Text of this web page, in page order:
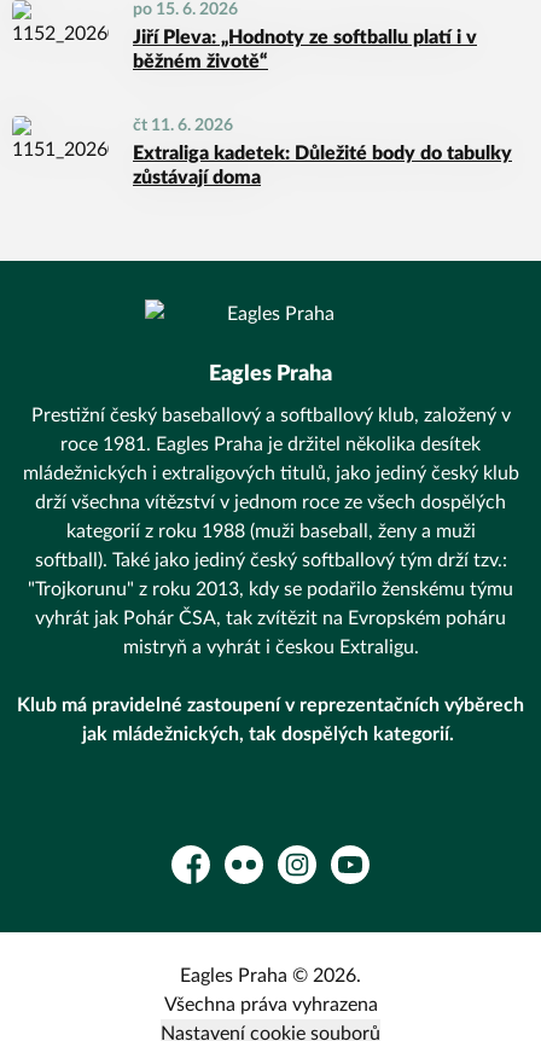
po 15. 6. 2026
Jiří Pleva: „Hodnoty ze softballu platí i v
běžném životě“
čt 11. 6. 2026
Extraliga kadetek: Důležité body do tabulky
zůstávají doma
Eagles Praha
Prestižní český baseballový a softballový klub, založený v
roce 1981. Eagles Praha je držitel několika desítek
mládežnických i extraligových titulů, jako jediný český klub
drží všechna vítězství v jednom roce ze všech dospělých
kategorií z roku 1988 (muži baseball, ženy a muži
softball). Také jako jediný český softballový tým drží tzv.:
"Trojkorunu" z roku 2013, kdy se podařilo ženskému týmu
vyhrát jak Pohár ČSA, tak zvítězit na Evropském poháru
mistryň a vyhrát i českou Extraligu.
Klub má pravidelné zastoupení v reprezentačních výběrech
jak mládežnických, tak dospělých kategorií.
FacebookFlickr InstagramYouTube
Eagles Praha © 2026.
Všechna práva vyhrazena
Nastavení cookie souborů